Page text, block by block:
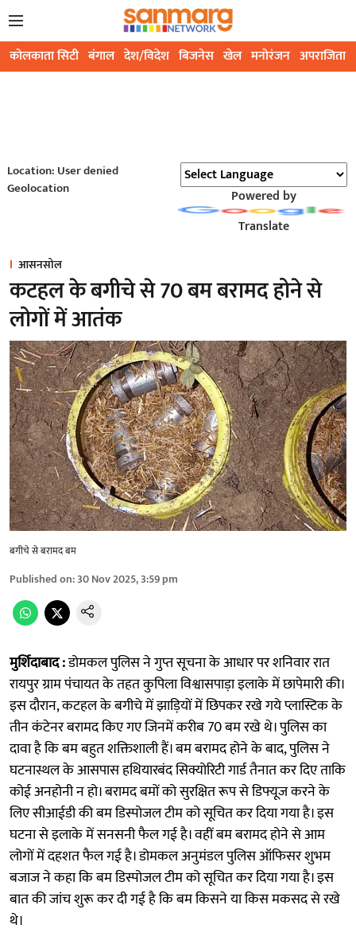
कोलकाता सिटी बंगाल देश/विदेश बिजनेस खेल मनोरंजन अपराजिता
Location: User denied
Geolocation
Powered by
Translate
आसनसोल
कटहल के बगीचे से 70 बम बरामद होने से
लोगों में आतंक
बगीचे से बरामद बम
Published on:30 Nov 2025, 3:59 pm
मुर्शिदाबाद :डोमकल पुलिस ने गुप्त सूचना के आधार पर शनिवार रात
रायपुर ग्राम पंचायत के तहत कुपिला विश्वासपाड़ा इलाके में छापेमारी की।
इस दौरान, कटहल के बगीचे में झाड़ियों में छिपकर रखे गये प्लास्टिक के
तीन कंटेनर बरामद किए गए जिनमें करीब 70 बम रखे थे। पुलिस का
दावा है कि बम बहुत शक्तिशाली हैं। बम बरामद होने के बाद, पुलिस ने
घटनास्थल के आसपास हथियारबंद सिक्योरिटी गार्ड तैनात कर दिए ताकि
कोई अनहोनी न हो। बरामद बमों को सुरक्षित रूप से डिफ्यूज करने के
लिए सीआईडी की बम डिस्पोजल टीम को सूचित कर दिया गया है। इस
घटना से इलाके में सनसनी फैल गई है। वहीं बम बरामद होने से आम
लोगों में दहशत फैल गई है। डोमकल अनुमंडल पुलिस ऑफिसर शुभम
बजाज ने कहा कि बम डिस्पोजल टीम को सूचित कर दिया गया है। इस
बात की जांच शुरू कर दी गई है कि बम किसने या किस मकसद से रखे
थे।